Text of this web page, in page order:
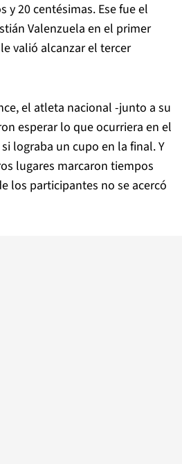
y 20 centésimas. Ese fue el
Valenzuela en el primer
valió alcanzar el tercer
el atleta nacional -junto a su
esperar lo que ocurriera en el
lograba un cupo en la final. Y
lugares marcaron tiempos
los participantes no se acercó